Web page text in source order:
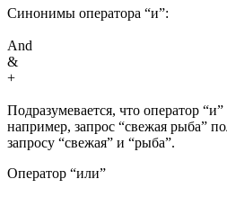
Синонимы оператора “и”:
And
&
+
Подразумевается, что оператор
например, запрос “свежая рыба”
запросу “свежая” и “рыба”.
Оператор “или”